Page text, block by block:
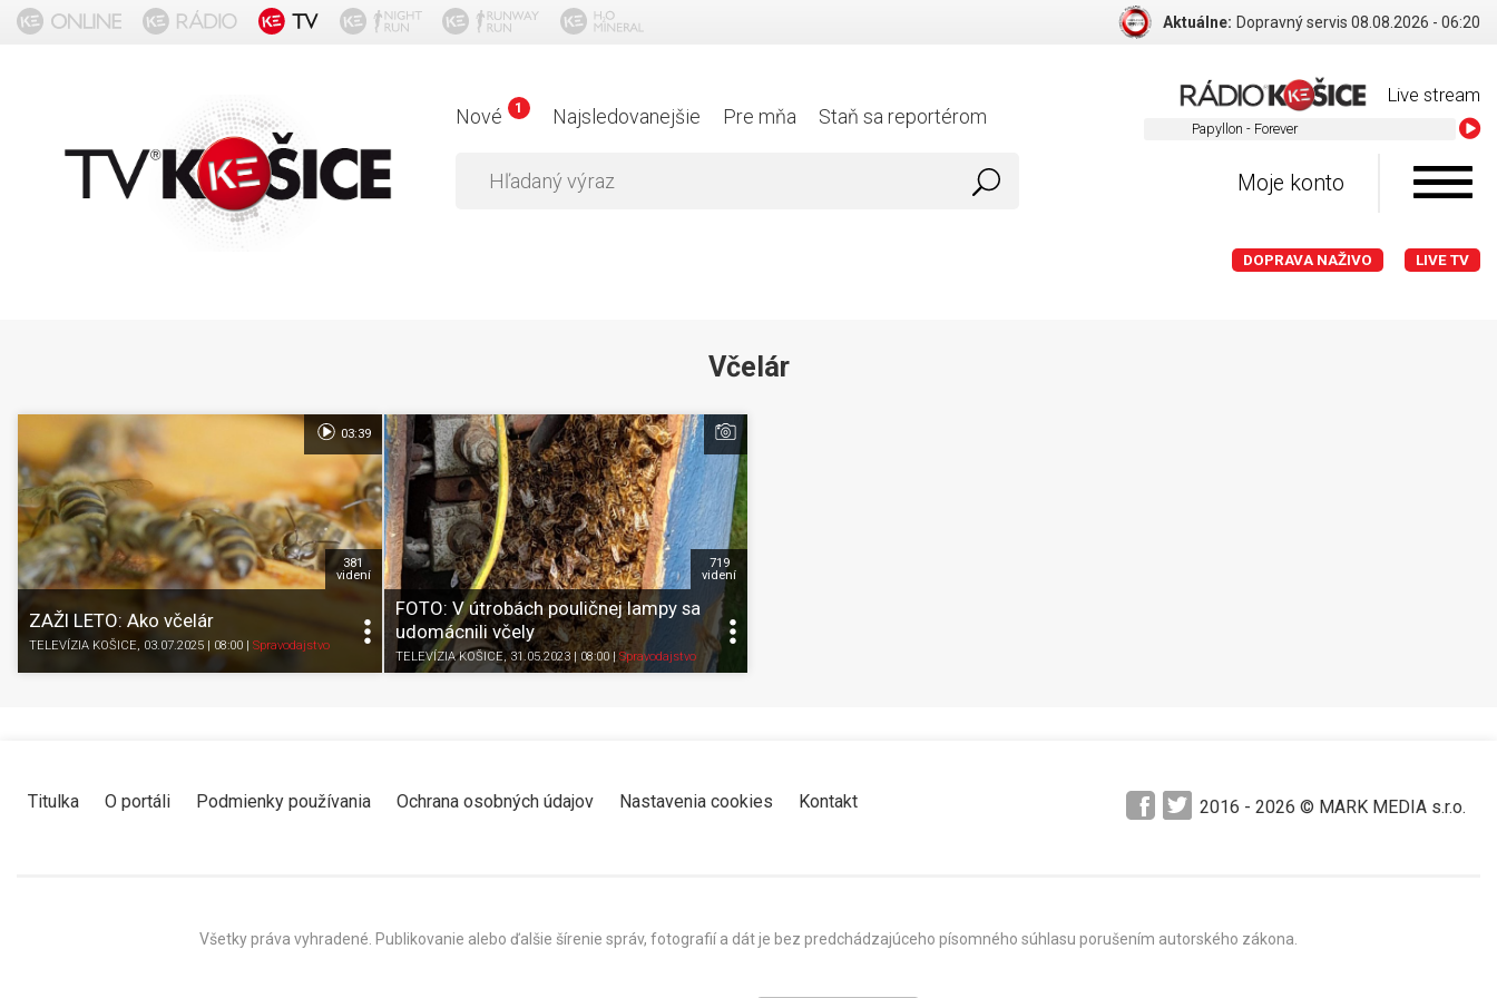
Aktuálne: Dopravný servis 08.08.2026 - 06:20
Live stream
Papyllon - Forever
Nové 1 Najsledovanejšie Pre mňa Staň sa reportérom
Moje konto
DOPRAVA NAŽIVO LIVE TV
Včelár
ZAŽI LETO: Ako včelár
TELEVÍZIA KOŠICE, 03.07.2025 | 08:00 | Spravodajstvo Pozrieť neskôr
K obľúbeným
Zdieľať
381
videní
03:39
FOTO: V útrobách pouličnej lampy sa
udomácnili včely
TELEVÍZIA KOŠICE, 31.05.2023 | 08:00| Spravodajstvo
719
videní
Titulka O portáli Podmienky používania Ochrana osobných údajov Nastavenia cookies Kontakt 2016 - 2026 © MARK MEDIA s.r.o.
Všetky práva vyhradené. Publikovanie alebo ďalšie šírenie správ, fotografií a dát je bez predchádzajúceho písomného súhlasu porušením autorského zákona.